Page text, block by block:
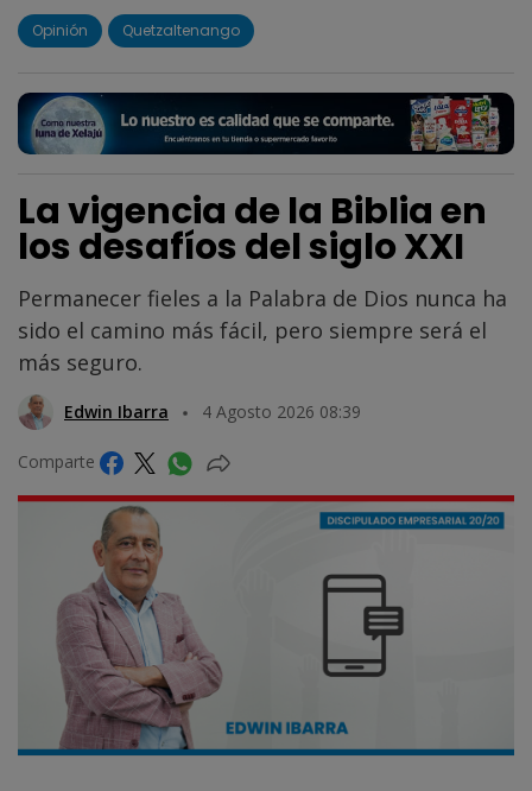
Opinión Quetzaltenango
La vigencia de la Biblia en
los desafíos del siglo XXI
Permanecer fieles a la Palabra de Dios nunca ha
sido el camino más fácil, pero siempre será el
más seguro.
Edwin Ibarra 4 Agosto 2026 08:39
Comparte